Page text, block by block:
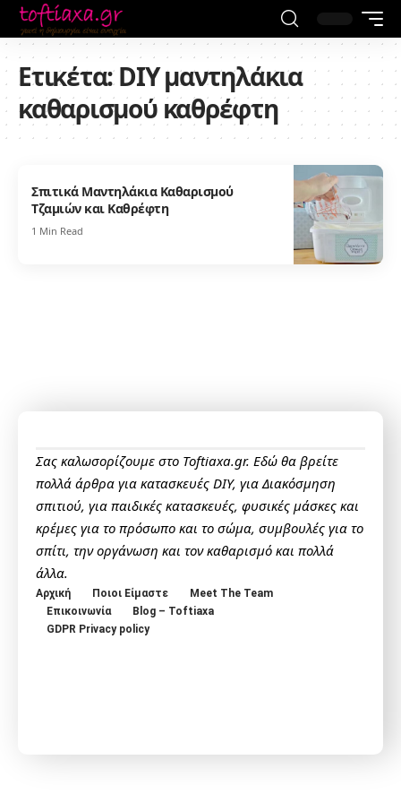
Ετικέτα:DIY μαντηλάκια
καθαρισμού καθρέφτη
Σπιτικά Μαντηλάκια Καθαρισμού
Τζαμιών και Καθρέφτη
1 Min Read
Σας καλωσορίζουμε στο Toftiaxa.gr. Εδώ θα βρείτε
πολλά άρθρα για κατασκευές DIY, για Διακόσμηση
σπιτιού, για παιδικές κατασκευές, φυσικές μάσκες και
κρέμες για το πρόσωπο και το σώμα, συμβουλές για το
σπίτι, την οργάνωση και τον καθαρισμό και πολλά
άλλα.
Αρχική Ποιοι Είμαστε
Meet The Team
Επικοινωνία
Blog – Toftiaxa
GDPR Privacy policy